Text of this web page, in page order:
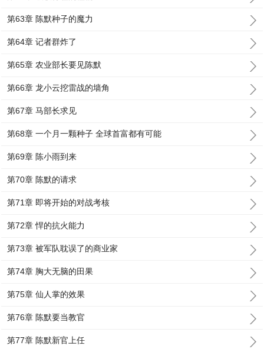
第63章 陈默种子的魔力
第64章 记者群炸了
第65章 农业部长要见陈默
第66章 龙小云挖雷战的墙角
第67章 马部长求见
第68章 一个月一颗种子 全球首富都有可能
第69章 陈小雨到来
第70章 陈默的请求
第71章 即将开始的对战考核
第72章 悍的抗火能力
第73章 被军队耽误了的商业家
第74章 胸大无脑的田果
第75章 仙人掌的效果
第76章 陈默要当教官
第77章 陈默新官上任